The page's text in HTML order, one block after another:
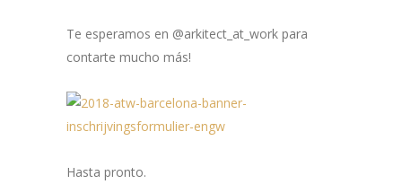
Te esperamos en @arkitect_at_work para
contarte mucho más!
Hasta pronto.